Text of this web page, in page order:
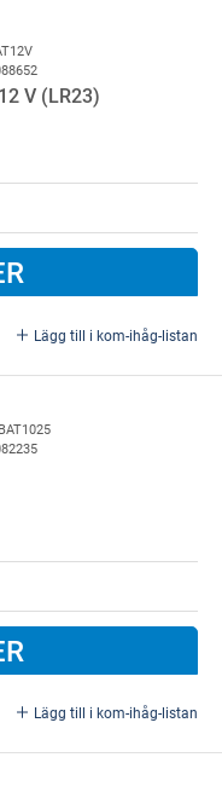
V (LR23)
Lägg till i kom-ihåg-listan
Lägg till i kom-ihåg-listan
DIGITAL 313